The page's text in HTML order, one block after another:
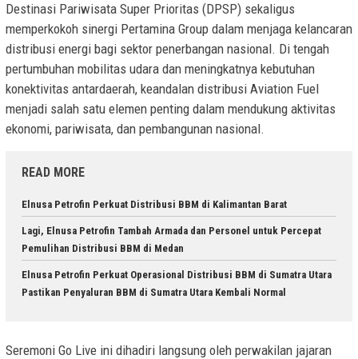
Destinasi Pariwisata Super Prioritas (DPSP) sekaligus
memperkokoh sinergi Pertamina Group dalam menjaga kelancaran
distribusi energi bagi sektor penerbangan nasional. Di tengah
pertumbuhan mobilitas udara dan meningkatnya kebutuhan
konektivitas antardaerah, keandalan distribusi Aviation Fuel
menjadi salah satu elemen penting dalam mendukung aktivitas
ekonomi, pariwisata, dan pembangunan nasional.
READ MORE
Elnusa Petrofin Perkuat Distribusi BBM di Kalimantan Barat
Lagi, Elnusa Petrofin Tambah Armada dan Personel untuk Percepat
Pemulihan Distribusi BBM di Medan
Elnusa Petrofin Perkuat Operasional Distribusi BBM di Sumatra Utara
Pastikan Penyaluran BBM di Sumatra Utara Kembali Normal
Seremoni Go Live ini dihadiri langsung oleh perwakilan jajaran